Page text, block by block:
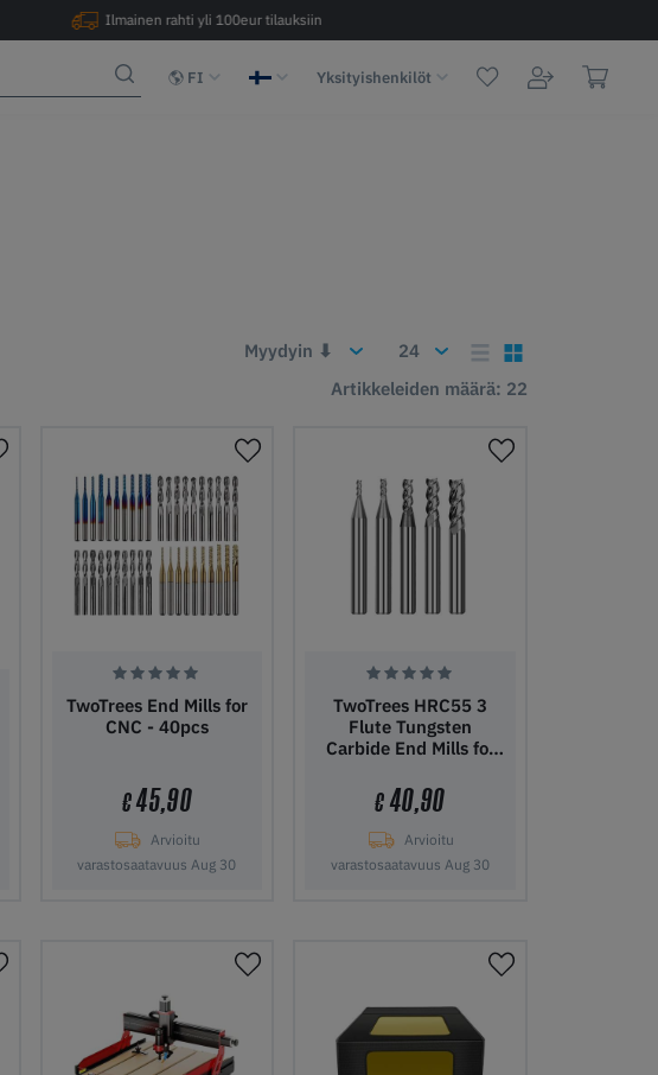
Ilmainen rahti yli 100eur tilauksiin
FI Yksityishenkilöt
Artikkeleiden määrä: 22
TwoTrees End Mills for
CNC - 40pcs
€45,90
Arvioitu
varastosaatavuus Aug 30
TwoTrees HRC55 3
Flute Tungsten
Carbide End Mills for
€40,90
Arvioitu
varastosaatavuus Aug 30